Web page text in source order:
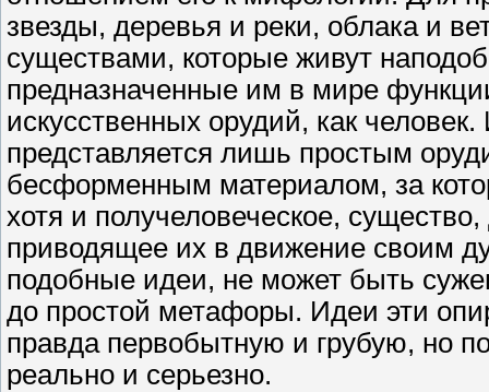
звезды, деревья и реки, облака и
существами, которые живут
предназначенные им в мире
искусственных орудий, как
представляется лишь простым
бесформенным материалом, за
хотя и получеловеческое,
приводящее их в движение своим
подобные идеи, не может быть
до простой метафоры. Идеи эти
правда первобытную и грубую, но
реально и серьезно.